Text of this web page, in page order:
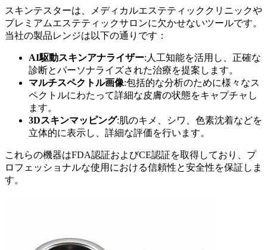
スキンテスターは、メディカルエステティッククリニックや
プレミアムエステティックサロンに欠かせないツールです。
当社の製品レンジは以下の通りです：
AI駆動スキンアナライザー:人工知能を活用し、正確な
診断とパーソナライズされた治療を提案します。
マルチスペクトル画像:包括的な分析のために様々なス
ペクトルにわたって詳細な皮膚の状態をキャプチャし
ます。
3Dスキンマッピング:肌のキメ、シワ、色素沈着などを
立体的に表示し、詳細な評価を行います。
これらの機器はFDA認証およびCE認証を取得しており、プ
ロフェッショナルな使用における信頼性と安全性を保証しま
す。